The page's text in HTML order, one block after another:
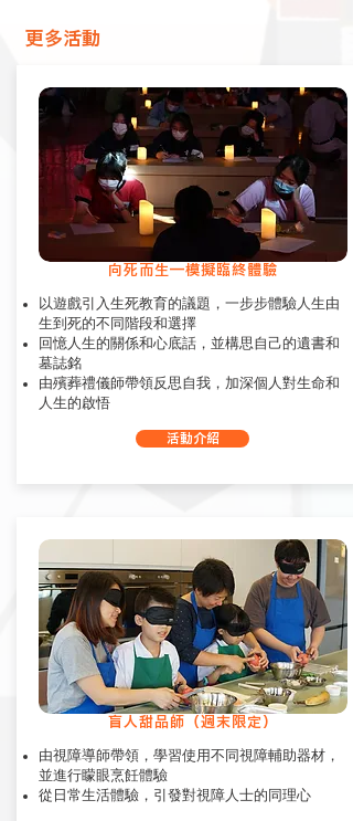
​更多活動
向死而生—模擬臨終體驗
以遊戲引入生死教育的議題，一步步體驗人生由
生到死的不同階段和選擇
回憶人生的關係和心底話，並構思自己的遺書和
墓誌銘
由殯葬禮儀師帶領反思自我，加深個人對生命和
人生的啟悟
活動介紹
盲人甜品師（週末限定）
由視障導師帶領，學習使用不同視障輔助器材，
並進行矇眼烹飪體驗
從日常生活體驗，引發對視障人士的同理心